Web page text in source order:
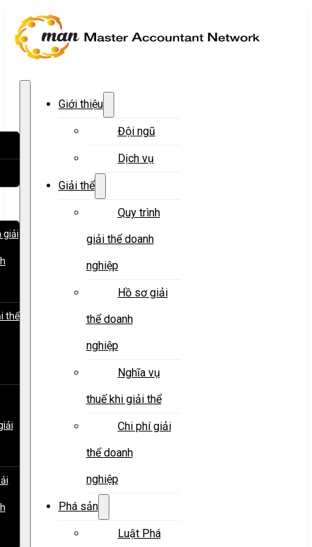
giải
thể
Giới thiệu
Đội ngũ
Dịch vụ
Giải thể
Quy trình
giải thể doanh
nghiệp
Hồ sơ giải
thể doanh
nghiệp
Nghĩa vụ
thuế khi giải thể
Chi phí giải
thể doanh
nghiệp
Phá sản
Luật Phá